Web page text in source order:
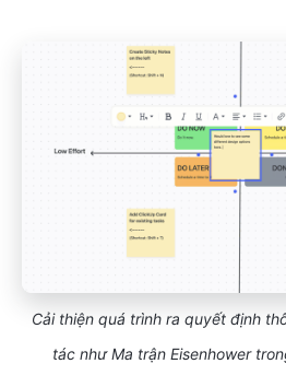
Cải thiện quá trình ra quyết định
tác như Ma trận Eisenhower